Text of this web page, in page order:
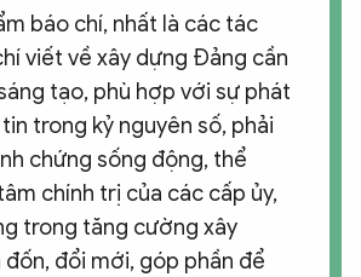
báo chí, nhất là các tác
viết về xây dựng Đảng cần
tạo, phù hợp với sự phát
trong kỷ nguyên số, phải
chứng sống động, thể
chính trị của các cấp ủy,
trong tăng cường xây
đốn, đổi mới, góp phần để